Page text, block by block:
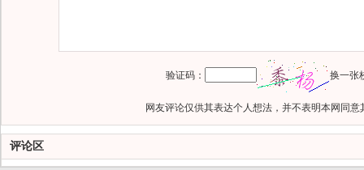
验证码： 换一张
网友评论仅供其表达个人想法，并不表明本网同
评论区